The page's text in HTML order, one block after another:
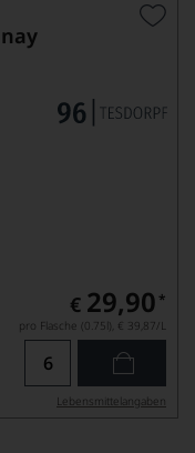
€ 29,90 *
pro Flasche (0.75l), € 39,87/L
Lebensmittel­angaben